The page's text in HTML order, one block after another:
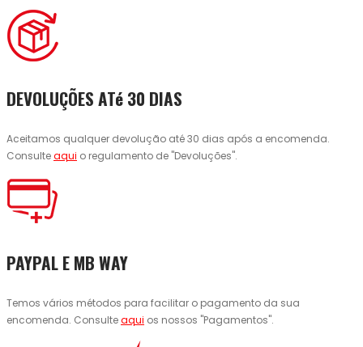
DEVOLUÇÕES ATé 30 DIAS
Aceitamos qualquer devolução até 30 dias após a encomenda.
Consulteaqui o regulamento de "Devoluções".
PAYPAL E MB WAY
Temos vários métodos para facilitar o pagamento da sua
encomenda. Consulteaqui os nossos "Pagamentos".